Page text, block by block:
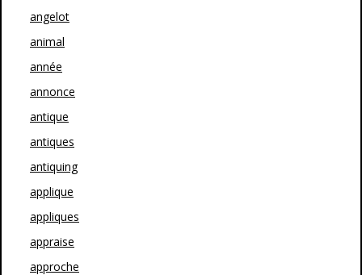
angelot
animal
année
annonce
antique
antiques
antiquing
applique
appliques
appraise
approche